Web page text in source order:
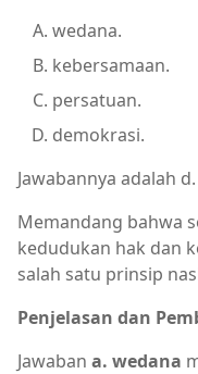
wedana.
kebersamaan.
persatuan.
demokrasi.
Jawabannya adalah
Memandang bahwa
kedudukan hak dan
salah satu prinsip
Penjelasan dan
Jawaban a. wedana